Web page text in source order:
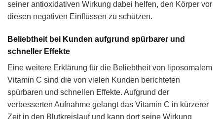
seiner antioxidativen Wirkung dabei helfen, den Körper vor
diesen negativen Einflüssen zu schützen.
Beliebtheit bei Kunden aufgrund spürbarer und
schneller Effekte
Eine weitere Erklärung für die Beliebtheit von liposomalem
Vitamin C sind die von vielen Kunden berichteten
spürbaren und schnellen Effekte. Aufgrund der
verbesserten Aufnahme gelangt das Vitamin C in kürzerer
Zeit in den Blutkreislauf und kann dort seine Wirkung